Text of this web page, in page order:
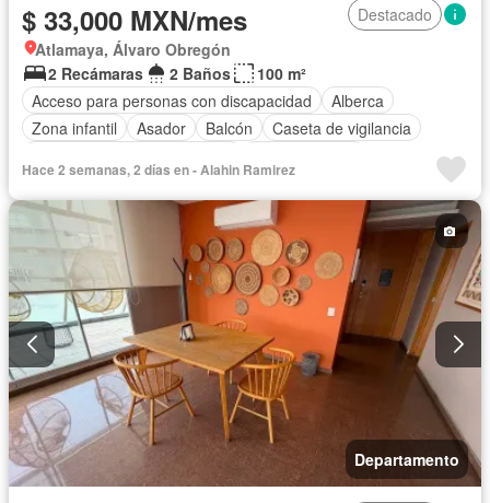
$ 33,000 MXN/mes
Destacado
Atlamaya, Álvaro Obregón
2 Recámaras
2 Baños
100 m²
Acceso para personas con discapacidad
Alberca
Zona infantil
Asador Balcón
Caseta de vigilancia
Cuarto de Limpieza
Cuarto de servicio
Estacionamiento
Gas natural Gimnasio
Jacuzzi
Jardín
Recámara con closet
Sala polivalente
Seguridad
Terraza Zonas verdes
Permite mascotas
Sin amueblar
Hace 2 semanas, 2 días en - Alahin Ramirez
Departamento